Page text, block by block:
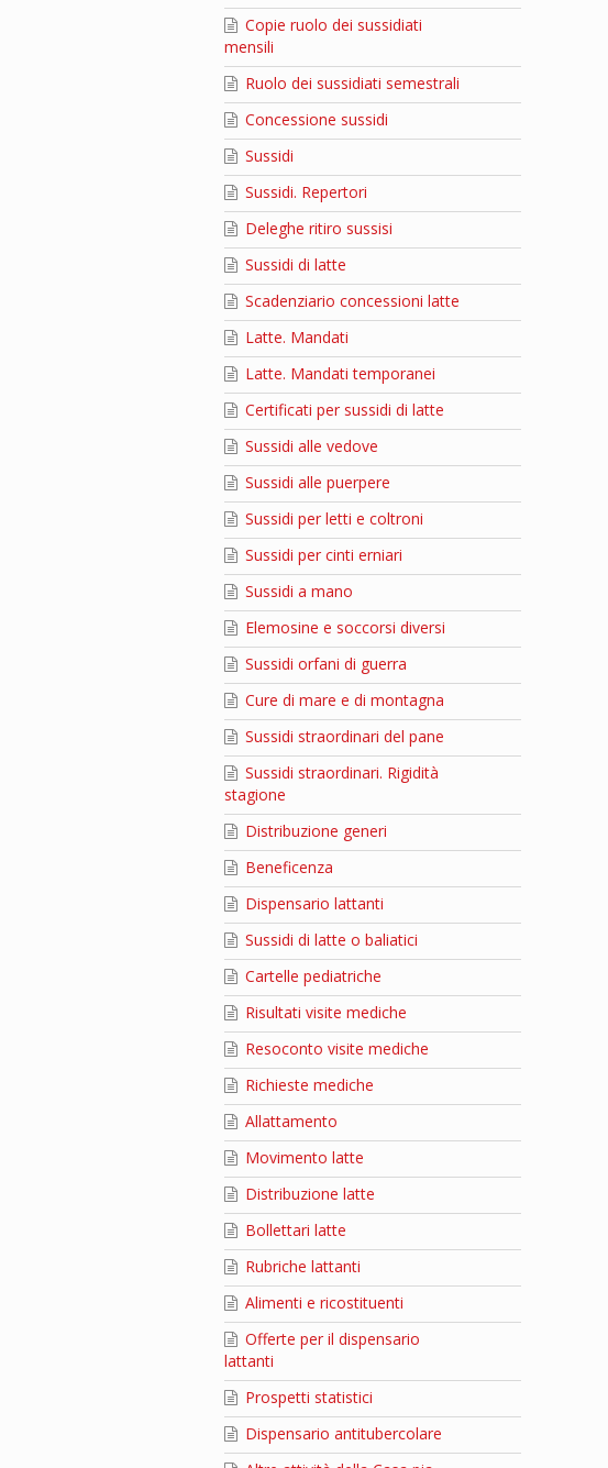
Copie ruolo dei sussidiati
mensili
Ruolo dei sussidiati semestrali
Concessione sussidi
Sussidi
Sussidi. Repertori
Deleghe ritiro sussisi
Sussidi di latte
Scadenziario concessioni latte
Latte. Mandati
Latte. Mandati temporanei
Certificati per sussidi di latte
Sussidi alle vedove
Sussidi alle puerpere
Sussidi per letti e coltroni
Sussidi per cinti erniari
Sussidi a mano
Elemosine e soccorsi diversi
Sussidi orfani di guerra
Cure di mare e di montagna
Sussidi straordinari del pane
Sussidi straordinari. Rigidità
stagione
Distribuzione generi
Beneficenza
Dispensario lattanti
Sussidi di latte o baliatici
Cartelle pediatriche
Risultati visite mediche
Resoconto visite mediche
Richieste mediche
Allattamento
Movimento latte
Distribuzione latte
Bollettari latte
Rubriche lattanti
Alimenti e ricostituenti
Offerte per il dispensario
lattanti
Prospetti statistici
Dispensario antitubercolare